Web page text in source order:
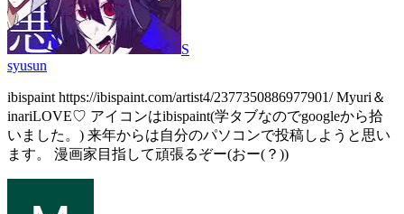
S
syusun
ibispaint https://ibispaint.com/artist4/2377350886977901/ Myuri＆
inariLOVE♡ アイコンはibispaint(学タブなのでgoogleから拾
いました。) 来年からは自分のパソコンで投稿しようと思い
ます。 漫画家目指して頑張るぞー(おー(？))